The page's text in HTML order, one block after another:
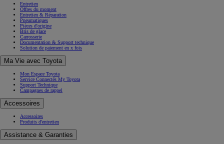
Entretien
Offres du moment
Entretien & Réparation
Pneumatiques
Pièces d'origine
Bris de glace
Carrosserie
Documentation & Support technique
Solution de paiement en x fois
Ma Vie avec Toyota
Mon Espace Toyota
Service Connectés My Toyota
Support Technique
Campagnes de rappel
Accessoires
Accessoires
Produits d'entretien
Assistance & Garanties